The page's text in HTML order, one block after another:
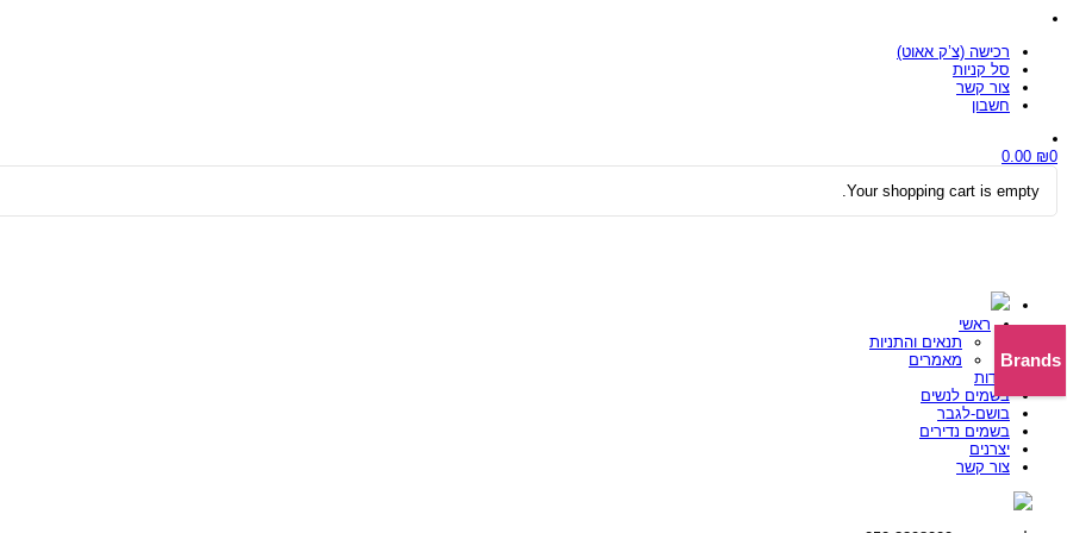
רכישה (צ’ק אאוט)
סל קניות
צור קשר
חשבון
0
0.00 ₪
Your shopping cart is empty.
ראשי
תנאים והתניות
מאמרים
אודות
בשמים לנשים
בושם-לגבר
בשמים נדירים
יצרנים
צור קשר
Brands